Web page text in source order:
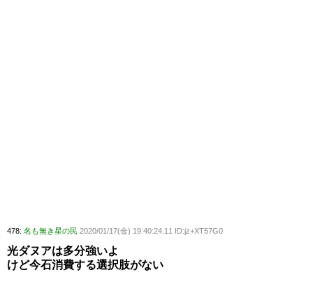
478: 名も無き星の民 2020/01/17(金) 19:40:24.11 ID:jz+XT57G0
光ダヌアは多分強いよ
けど今石消費する選択肢がない